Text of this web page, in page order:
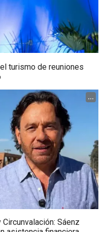
turismo de reuniones
...
Sáenz